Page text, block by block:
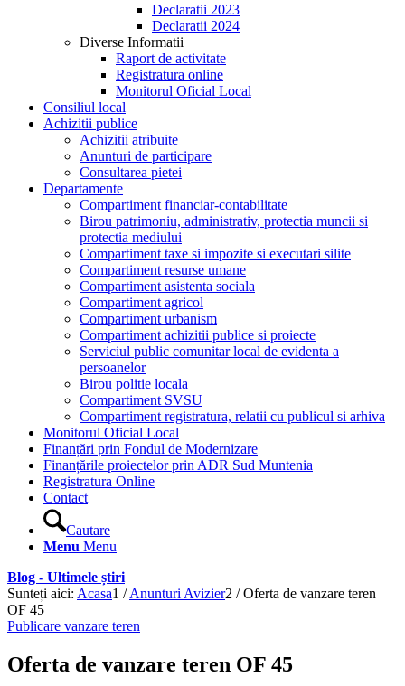
Declaratii 2023
Declaratii 2024
Diverse Informatii
Raport de activitate
Registratura online
Monitorul Oficial Local
Consiliul local
Achizitii publice
Achizitii atribuite
Anunturi de participare
Consultarea pietei
Departamente
Compartiment financiar-contabilitate
Birou patrimoniu, administrativ, protectia muncii si
protectia mediului
Compartiment taxe si impozite si executari silite
Compartiment resurse umane
Compartiment asistenta sociala
Compartiment agricol
Compartiment urbanism
Compartiment achizitii publice si proiecte
Serviciul public comunitar local de evidenta a
persoanelor
Birou politie locala
Compartiment SVSU
Compartiment registratura, relatii cu publicul si arhiva
Monitorul Oficial Local
Finanțări prin Fondul de Modernizare
Finanțările proiectelor prin ADR Sud Muntenia
Registratura Online
Contact
Cautare
Menu Menu
Blog - Ultimele știri
Sunteți aici: Acasa1 / Anunturi Avizier2 / Oferta de vanzare teren
OF 45
Publicare vanzare teren
Oferta de vanzare teren OF 45